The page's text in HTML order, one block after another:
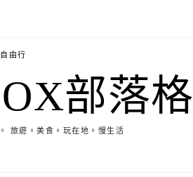
由行
部落格
旅遊。美食。玩在地。慢生活